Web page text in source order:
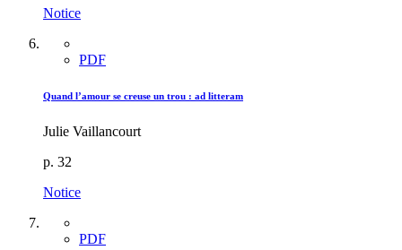
Notice
PDF
Quand l’amour se creuse un trou : ad litteram
Julie Vaillancourt
p. 32
Notice
PDF